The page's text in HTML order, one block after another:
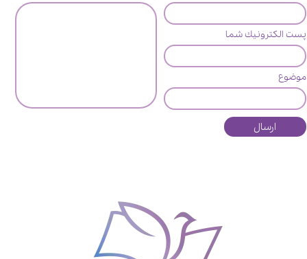
پست الكترونيك شما
موضوع
ارسال